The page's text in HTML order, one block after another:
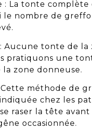
: La tonte complète
le nombre de
Aucune tonte de la
pratiquons une
zone donneuse.
méthode de
chez les
raser la tête avant
occasionnée.